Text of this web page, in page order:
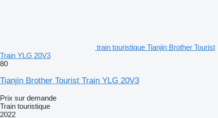
train touristique Tianjin Brother Tourist
Train YLG 20V3
80
Tianjin Brother Tourist Train YLG 20V3
Prix sur demande
Train touristique
2022